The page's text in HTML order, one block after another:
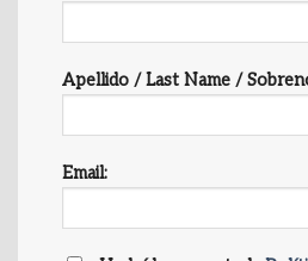
Apellido / Last Name /
Email: